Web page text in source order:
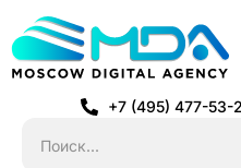
+7 (495) 477-53-